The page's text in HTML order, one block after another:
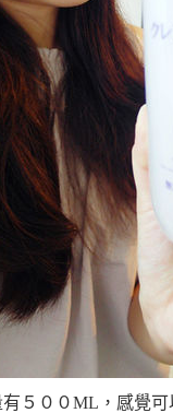
５００ML，感覺可